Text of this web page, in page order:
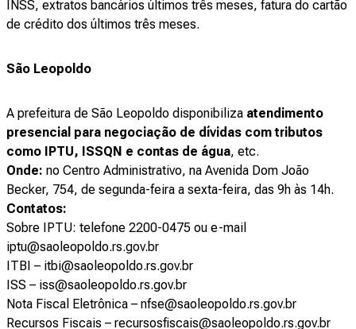
INSS, extratos bancários últimos três meses, fatura do cartão
de crédito dos últimos três meses.
São Leopoldo
A prefeitura de São Leopoldo disponibiliza atendimento
presencial para negociação de dívidas com tributos
como IPTU, ISSQN e contas de água, etc.
Onde: no Centro Administrativo, na Avenida Dom João
Becker, 754, de segunda-feira a sexta-feira, das 9h às 14h.
Contatos:
Sobre IPTU: telefone 2200-0475 ou e-mail
iptu@saoleopoldo.rs.gov.br
ITBI – itbi@saoleopoldo.rs.gov.br
ISS – iss@saoleopoldo.rs.gov.br
Nota Fiscal Eletrônica – nfse@saoleopoldo.rs.gov.br
Recursos Fiscais – recursosfiscais@saoleopoldo.rs.gov.br